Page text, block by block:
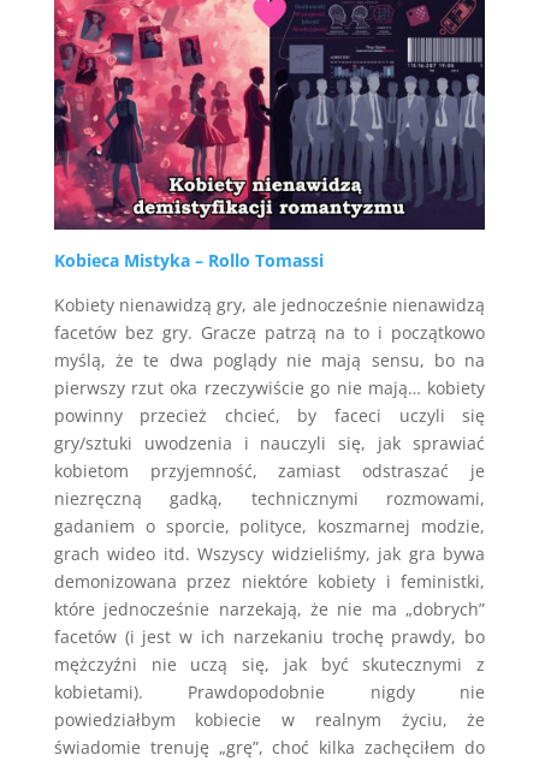
Kobieca Mistyka – Rollo Tomassi
Kobiety nienawidzą gry, ale jednocześnie nienawidzą
facetów bez gry. Gracze patrzą na to i początkowo
myślą, że te dwa poglądy nie mają sensu, bo na
pierwszy rzut oka rzeczywiście go nie mają… kobiety
powinny przecież chcieć, by faceci uczyli się
gry/sztuki uwodzenia i nauczyli się, jak sprawiać
kobietom przyjemność, zamiast odstraszać je
niezręczną gadką, technicznymi rozmowami,
gadaniem o sporcie, polityce, koszmarnej modzie,
grach wideo itd. Wszyscy widzieliśmy, jak gra bywa
demonizowana przez niektóre kobiety i feministki,
które jednocześnie narzekają, że nie ma „dobrych”
facetów (i jest w ich narzekaniu trochę prawdy, bo
mężczyźni nie uczą się, jak być skutecznymi z
kobietami). Prawdopodobnie nigdy nie
powiedziałbym kobiecie w realnym życiu, że
świadomie trenuję „grę”, choć kilka zachęciłem do